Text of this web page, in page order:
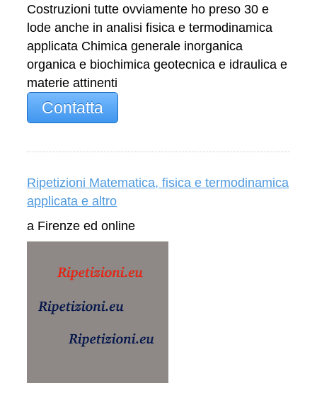
Costruzioni tutte ovviamente ho preso 30 e
lode anche in analisi fisica e termodinamica
applicata Chimica generale inorganica
organica e biochimica geotecnica e idraulica e
materie attinenti
Contatta
Ripetizioni Matematica, fisica e termodinamica
applicata e altro
a Firenze ed online